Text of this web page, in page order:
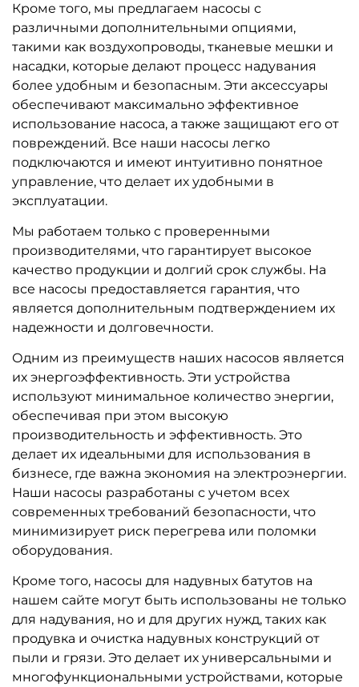
Кроме того, мы предлагаем насосы с
различными дополнительными опциями,
такими как воздухопроводы, тканевые мешки и
насадки, которые делают процесс надувания
более удобным и безопасным. Эти аксессуары
обеспечивают максимально эффективное
использование насоса, а также защищают его от
повреждений. Все наши насосы легко
подключаются и имеют интуитивно понятное
управление, что делает их удобными в
эксплуатации.
Мы работаем только с проверенными
производителями, что гарантирует высокое
качество продукции и долгий срок службы. На
все насосы предоставляется гарантия, что
является дополнительным подтверждением их
надежности и долговечности.
Одним из преимуществ наших насосов является
их энергоэффективность. Эти устройства
используют минимальное количество энергии,
обеспечивая при этом высокую
производительность и эффективность. Это
делает их идеальными для использования в
бизнесе, где важна экономия на электроэнергии.
Наши насосы разработаны с учетом всех
современных требований безопасности, что
минимизирует риск перегрева или поломки
оборудования.
Кроме того, насосы для надувных батутов на
нашем сайте могут быть использованы не только
для надувания, но и для других нужд, таких как
продувка и очистка надувных конструкций от
пыли и грязи. Это делает их универсальными и
многофункциональными устройствами, которые